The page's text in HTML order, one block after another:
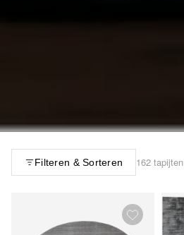
Filteren & Sorteren 162 tapijten